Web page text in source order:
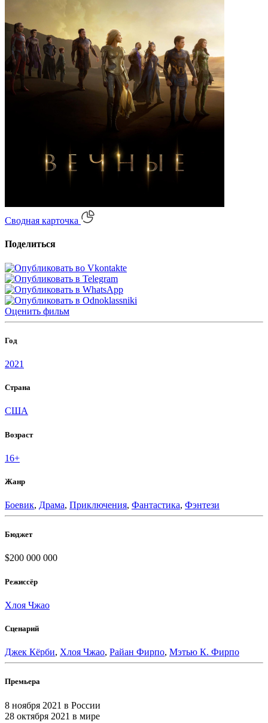
Сводная карточка
Поделиться
Оценить фильм
Год
2021
Страна
США
Возраст
16+
Жанр
Боевик, Драма, Приключения, Фантастика, Фэнтези
Бюджет
$200 000 000
Режиссёр
Хлоя Чжао
Сценарий
Джек Кёрби, Хлоя Чжао, Райан Фирпо, Мэтью К. Фирпо
Премьера
8 ноября 2021 в России
28 октября 2021 в мире